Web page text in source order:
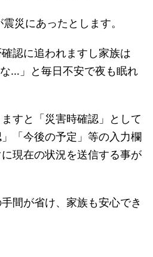
災にあったとします。
認に追われますし家族は
…」と毎日不安で夜も眠れ
すと「災害時確認」として
」「今後の予定」等の入力欄
現在の状況を送信する事が
間が省け、家族も安心でき